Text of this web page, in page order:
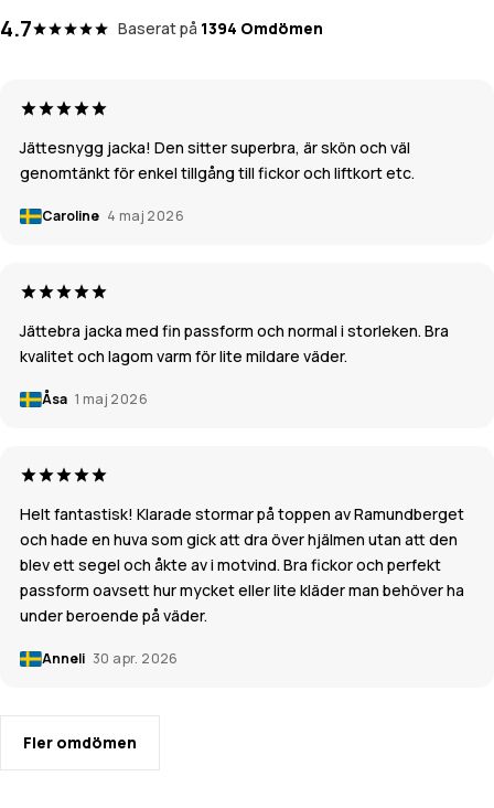
4.7 Baserat på 1394 Omdömen
Jättesnygg jacka! Den sitter superbra, är skön och väl
genomtänkt för enkel tillgång till fickor och liftkort etc.
Caroline 4 maj 2026
Jättebra jacka med fin passform och normal i storleken. Bra
kvalitet och lagom varm för lite mildare väder.
Åsa 1 maj 2026
Helt fantastisk! Klarade stormar på toppen av Ramundberget
och hade en huva som gick att dra över hjälmen utan att den
blev ett segel och åkte av i motvind. Bra fickor och perfekt
passform oavsett hur mycket eller lite kläder man behöver ha
under beroende på väder.
Anneli 30 apr. 2026
Fler omdömen